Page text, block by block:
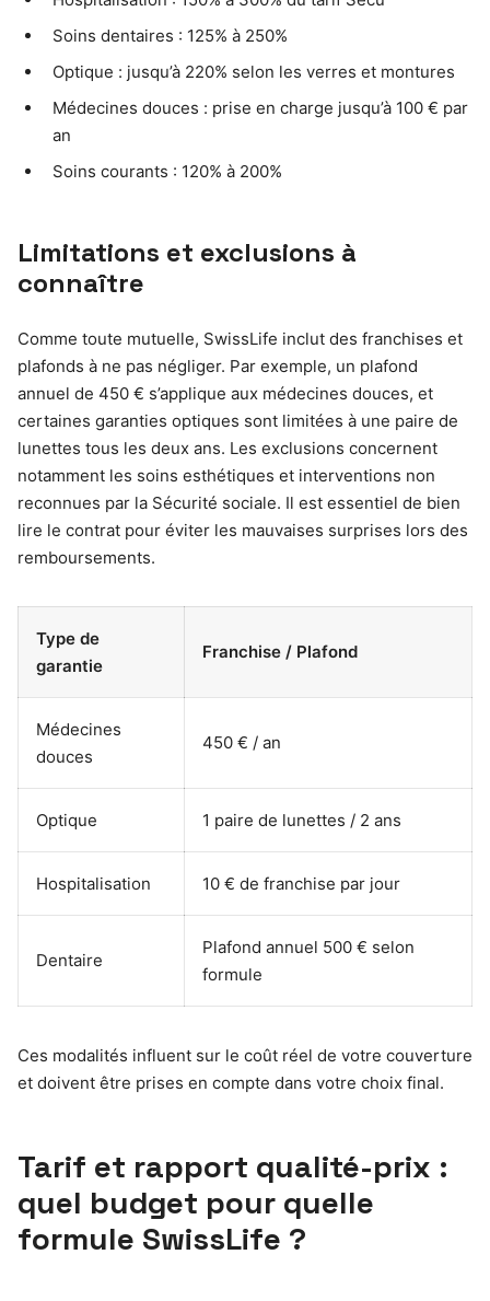
Soins dentaires : 125% à 250%
Optique : jusqu’à 220% selon les verres et montures
Médecines douces : prise en charge jusqu’à 100 € par
an
Soins courants : 120% à 200%
Limitations et exclusions à
connaître
Comme toute mutuelle, SwissLife inclut des franchises et
plafonds à ne pas négliger. Par exemple, un plafond
annuel de 450 € s’applique aux médecines douces, et
certaines garanties optiques sont limitées à une paire de
lunettes tous les deux ans. Les exclusions concernent
notamment les soins esthétiques et interventions non
reconnues par la Sécurité sociale. Il est essentiel de bien
lire le contrat pour éviter les mauvaises surprises lors des
remboursements.
Type de
garantie
Franchise / Plafond
Médecines
douces
450 € / an
Optique 1 paire de lunettes / 2 ans
Hospitalisation 10 € de franchise par jour
Dentaire
Plafond annuel 500 € selon
formule
Ces modalités influent sur le coût réel de votre couverture
et doivent être prises en compte dans votre choix final.
Tarif et rapport qualité-prix :
quel budget pour quelle
formule SwissLife ?